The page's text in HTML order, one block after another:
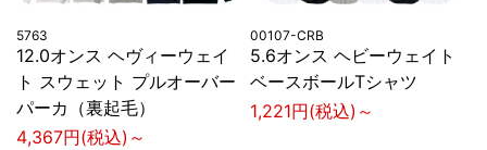
5763
12.0オンス ヘヴィーウェイ
ト スウェット プルオーバー
パーカ（裏起毛）
4,367円(税込)～
00107-CRB
5.6オンス ヘビーウェイト
ベースボールTシャツ
1,221円(税込)～